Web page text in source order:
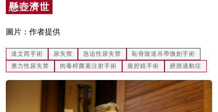
灼見活動
關於我們
懸壺濟世
圖片：作者提供
達文西手術 尿失禁 急迫性尿失禁
恥骨陰道吊帶微創手術
應力性尿失禁
肉毒桿菌素注射手術 腹腔鏡手術 膀胱過動症